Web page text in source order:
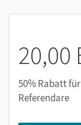
20,00
50% Rabatt für
Referendare